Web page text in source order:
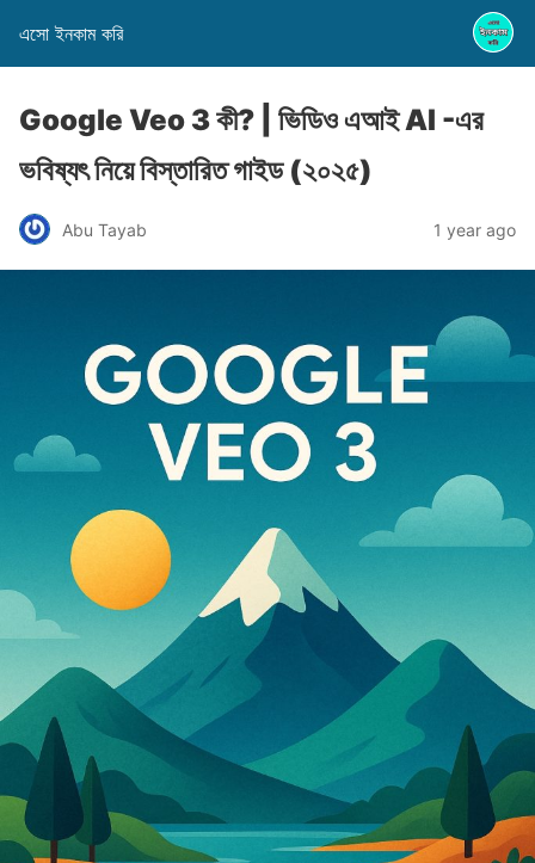
এসো ইনকাম করি
Google Veo 3 কী? | ভিডিও এআই AI -এর
ভবিষ্যৎ নিয়ে বিস্তারিত গাইড (২০২৫)
Abu Tayab 1 year ago